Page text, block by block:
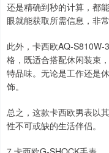
还是精确到秒的计算，都
眼就能获取所需信息，非
此外，卡西欧AQ-S810W-
格，既适合搭配休闲装束
特品味。无论是工作还是
饰。
总之，这款卡西欧男表以
性不可或缺的生活伴侣。